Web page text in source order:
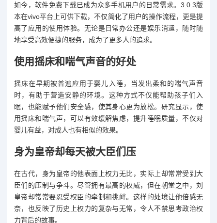
如今，软件免费下载已成为众多手机用户的日常需求。3.0.3版
本在vivo平台上可供下载，不仅简化了用户的操作流程，更是提
高了应用的使用体验。无论是日常办公还是娱乐消遣，随时随
地享受高效便捷的服务，成为了更多人的追求。
使用摇床和喘气声音的好处
摇床在早期被普遍应用于婴儿入睡，当发出柔和的喘气声音
时，有助于营造安静的环境。这种方式不仅能帮助孩子们入
眠，也能赋予他们安全感，使其身心更为放松。研究显示，使
用摇床和喘气声，可以有效缓解焦虑，提升睡眠质量，不仅对
婴儿有益，对成人也有相似的效果。
身为皇帝却每天被大臣们压
在古代，身为皇帝的他表面上权力无比，实际上却常常受到大
臣们的压制与争斗。尽管拥有最高的权威，但在朝堂之中，刘
皇帝却常常要忍受权臣的牵制和挑衅。这样的处境让他倍感无
奈，也反映了历史上权力的复杂与无常，令人不禁思考政治权
力背后的故事。